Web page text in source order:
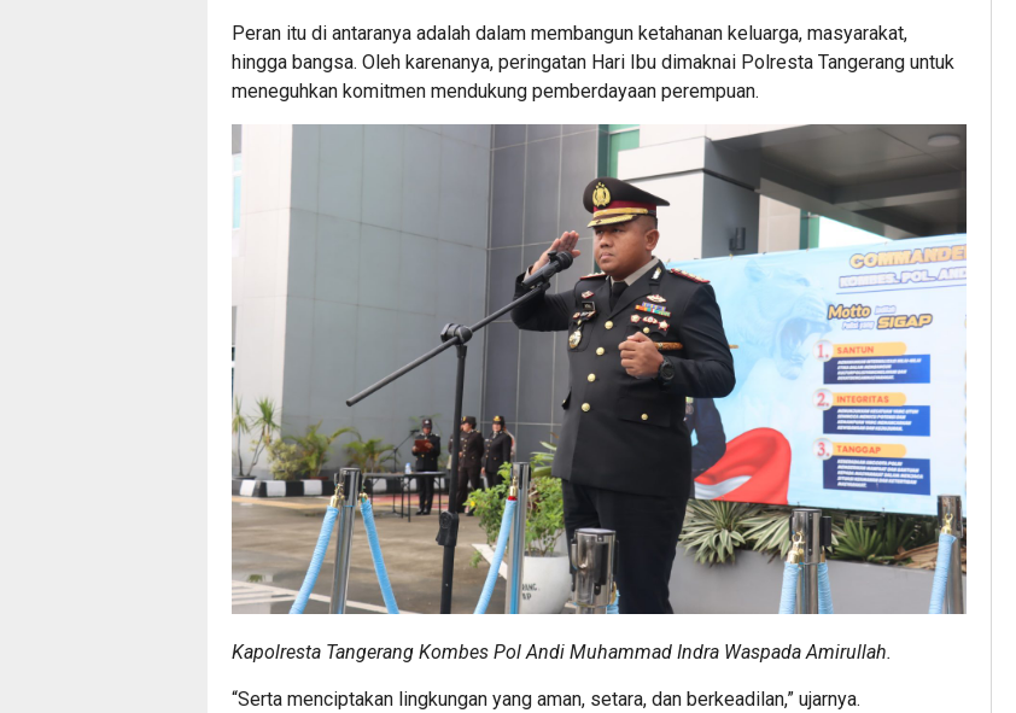
Peran itu di antaranya adalah dalam membangun ketahanan keluarga, masyarakat,
hingga bangsa. Oleh karenanya, peringatan Hari Ibu dimaknai Polresta Tangerang untuk
meneguhkan komitmen mendukung pemberdayaan perempuan.
Kapolresta Tangerang Kombes Pol Andi Muhammad Indra Waspada Amirullah.
“Serta menciptakan lingkungan yang aman, setara, dan berkeadilan,” ujarnya.